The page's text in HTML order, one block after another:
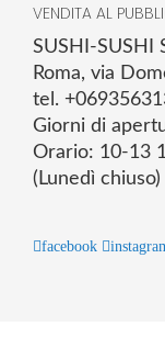
VENDITA AL
SUSHI-SUSHI
Roma, via
tel.
Giorni di
Orario: 10-13
(Lunedì chiuso)
facebook